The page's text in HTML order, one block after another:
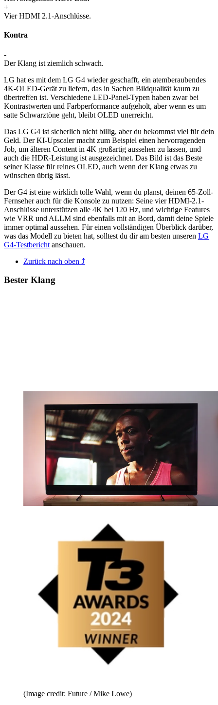
+
Vier HDMI 2.1-Anschlüsse.
Kontra
-
Der Klang ist ziemlich schwach.
LG hat es mit dem LG G4 wieder geschafft, ein atemberaubendes
4K-OLED-Gerät zu liefern, das in Sachen Bildqualität kaum zu
übertreffen ist. Verschiedene LED-Panel-Typen haben zwar bei
Kontrastwerten und Farbperformance aufgeholt, aber wenn es um
satte Schwarztöne geht, bleibt OLED unerreicht.
Das LG G4 ist sicherlich nicht billig, aber du bekommst viel für dein
Geld. Der KI-Upscaler macht zum Beispiel einen hervorragenden
Job, um älteren Content in 4K großartig aussehen zu lassen, und
auch die HDR-Leistung ist ausgezeichnet. Das Bild ist das Beste
seiner Klasse für reines OLED, auch wenn der Klang etwas zu
wünschen übrig lässt.
Der G4 ist eine wirklich tolle Wahl, wenn du planst, deinen 65-Zoll-
Fernseher auch für die Konsole zu nutzen: Seine vier HDMI-2.1-
Anschlüsse unterstützen alle 4K bei 120 Hz, und wichtige Features
wie VRR und ALLM sind ebenfalls mit an Bord, damit deine Spiele
immer optimal aussehen. Für einen vollständigen Überblick darüber,
was das Modell zu bieten hat, solltest du dir am besten unseren LG
G4-Testbericht anschauen.
Zurück nach oben ⤴
Bester Klang
(Image credit: Future / Mike Lowe)